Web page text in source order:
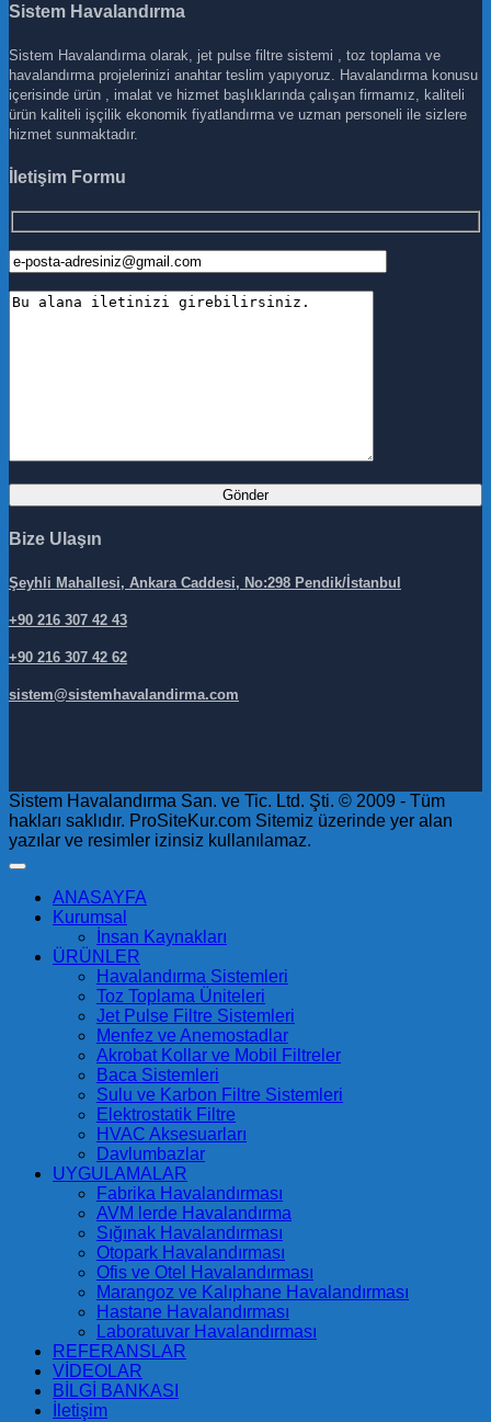
Sistem Havalandırma
Sistem Havalandırma olarak, jet pulse filtre sistemi , toz toplama ve
havalandırma projelerinizi anahtar teslim yapıyoruz. Havalandırma konusu
içerisinde ürün , imalat ve hizmet başlıklarında çalışan firmamız, kaliteli
ürün kaliteli işçilik ekonomik fiyatlandırma ve uzman personeli ile sizlere
hizmet sunmaktadır.
İletişim Formu
Bize Ulaşın
Şeyhli Mahallesi, Ankara Caddesi, No:298 Pendik/İstanbul
+90 216 307 42 43
+90 216 307 42 62
sistem@sistemhavalandirma.com
Sistem Havalandırma San. ve Tic. Ltd. Şti. © 2009 - Tüm
hakları saklıdır. ProSiteKur.com Sitemiz üzerinde yer alan
yazılar ve resimler izinsiz kullanılamaz.
ANASAYFA
Kurumsal
İnsan Kaynakları
ÜRÜNLER
Havalandırma Sistemleri
Toz Toplama Üniteleri
Jet Pulse Filtre Sistemleri
Menfez ve Anemostadlar
Akrobat Kollar ve Mobil Filtreler
Baca Sistemleri
Sulu ve Karbon Filtre Sistemleri
Elektrostatik Filtre
HVAC Aksesuarları
Davlumbazlar
UYGULAMALAR
Fabrika Havalandırması
AVM lerde Havalandırma
Sığınak Havalandırması
Otopark Havalandırması
Ofis ve Otel Havalandırması
Marangoz ve Kalıphane Havalandırması
Hastane Havalandırması
Laboratuvar Havalandırması
REFERANSLAR
VİDEOLAR
BİLGİ BANKASI
İletişim